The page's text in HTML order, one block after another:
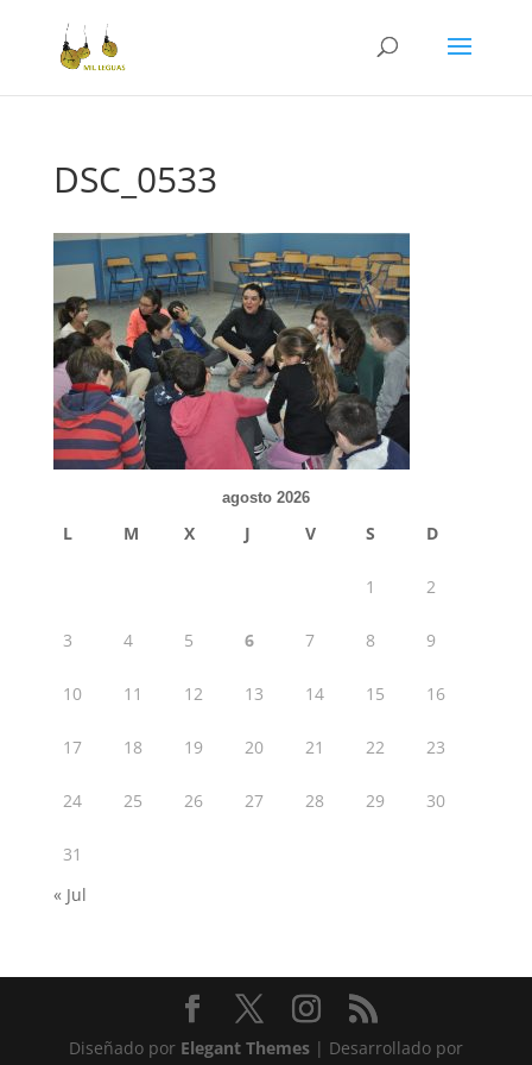
DSC_0533
agosto 2026
L M X J V S D
1 2
3 4 5 6 7 8 9
10 11 12 13 14 15 16
17 18 19 20 21 22 23
24 25 26 27 28 29 30
31
« Jul
Diseñado por Elegant Themes| Desarrollado por